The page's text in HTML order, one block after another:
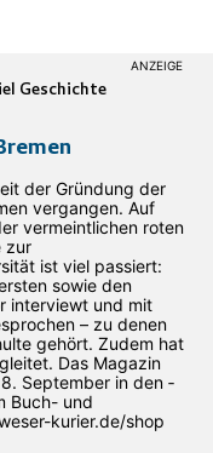
Geschichte
der Gründung der
vergangen. Auf
vermeintlichen roten
zur
ist viel passiert:
sowie den
interviewt und mit
– zu denen
gehört. Zudem hat
Das Magazin
September in den
Buch- und
kurier.de/shop